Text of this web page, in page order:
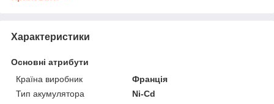
Характеристики
Основні атрибути
Країна виробник
Франція
Тип акумулятора
Ni-Cd